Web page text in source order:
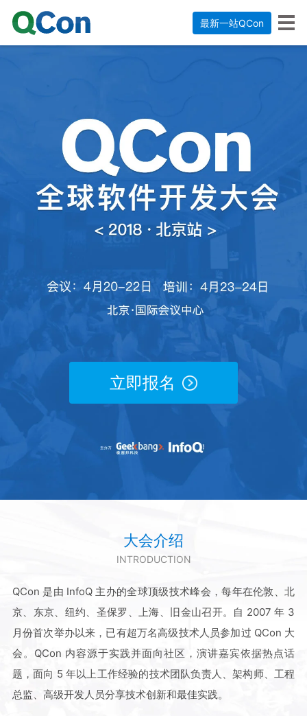
最新一站QCon
立即报名
大会介绍
INTRODUCTION
QCon 是由 InfoQ 主办的全球顶级技术峰会，每年在伦敦、北
京、东京、纽约、圣保罗、上海、旧金山召开。自 2007 年 3
月份首次举办以来，已有超万名高级技术人员参加过 QCon 大
会。QCon 内容源于实践并面向社区，演讲嘉宾依据热点话
题，面向 5 年以上工作经验的技术团队负责人、架构师、工程
总监、高级开发人员分享技术创新和最佳实践。